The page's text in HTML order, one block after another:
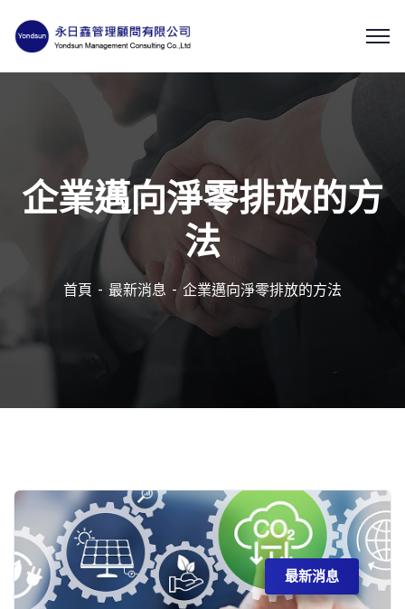
企業邁向淨零排放的方
法
首頁 最新消息 企業邁向淨零排放的方法
最新消息